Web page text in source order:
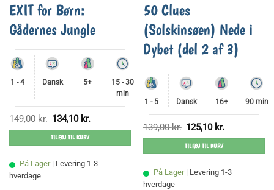
EXIT for Børn:
Gådernes Jungle
1 - 4 Dansk 5+
15 - 30
min
149,00kr. Den
oprindelige
pris
var:
149,00 kr..
134,10 kr.
aktuelle
pris
134,10 kr..
TILFØJ TIL KURV
På Lager | Levering 1-3
hverdage
50 Clues
(Solskinsøen) Nede i
Dybet (del 2 af 3)
1 - 5 Dansk 16+ 90 min
139,00kr. Den
oprindelige
pris
var:
139,00 kr..
125,10 kr.
aktuelle
pris
125,10 kr..
TILFØJ TIL KURV
På Lager | Levering 1-3
hverdage